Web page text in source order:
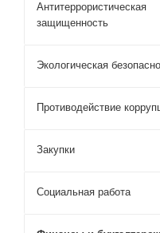
Антитеррористическая
защищенность
Экологическая
Противодействие
Закупки
Социальная работа